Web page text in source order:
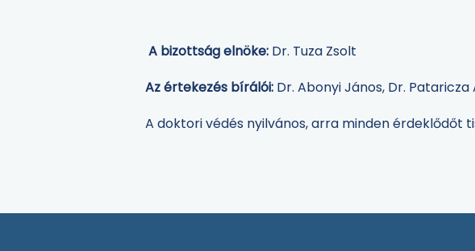
A bizottság elnöke: Dr. Tuza Zsolt
Az értekezés bírálói: Dr. Abonyi János, Dr. Pataricza
A doktori védés nyilvános, arra minden érdeklődőt